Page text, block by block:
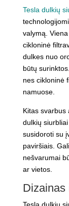
Tesla dulkių
valymą.
cikloninė
dulkes nuo
būtų
nes cikloninė
namuose.
Kitas svarbus
dulkių
susidoroti su
paviršiais.
nešvarumai
ar vietos.
Dizainas
Tesla dulkių